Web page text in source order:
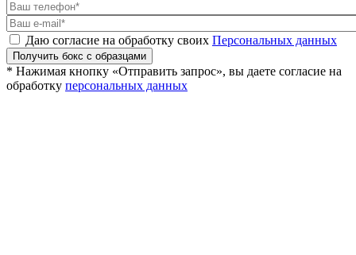
Даю согласие на обработку своих Персональных данных
Получить бокс с образцами
* Нажимая кнопку «Отправить запрос», вы даете согласие на
обработку персональных данных